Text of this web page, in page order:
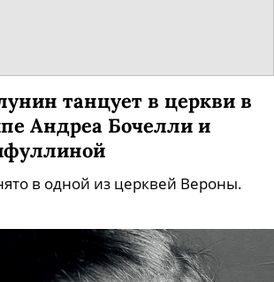
танцует в церкви в
Андреа Бочелли и
в одной из церквей Вероны.